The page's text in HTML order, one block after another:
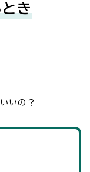
き
いの？